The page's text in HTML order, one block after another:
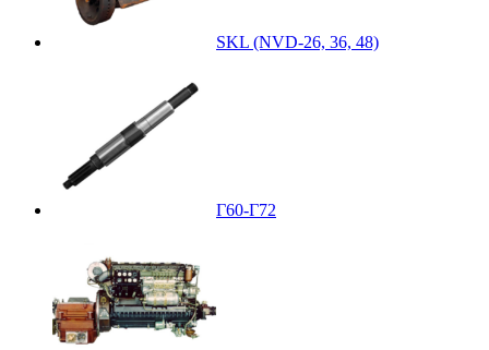
SKL (NVD-26, 36, 48)
Г60-Г72